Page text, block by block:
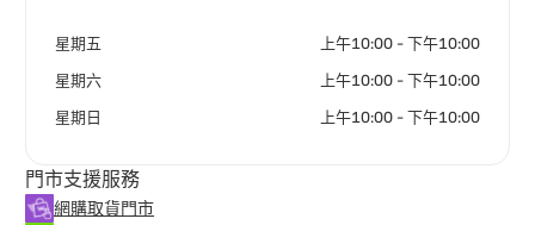
星期五 上午10:00 - 下午10:00
星期六 上午10:00 - 下午10:00
星期日 上午10:00 - 下午10:00
門市支援服務
網購取貨門市